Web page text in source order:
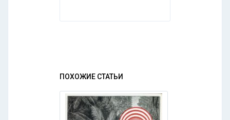
ПОХОЖИЕ СТАТЬИ